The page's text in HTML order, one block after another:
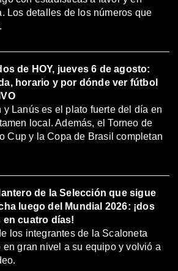
Los detalles de los números que
de HOY, jueves 6 de agosto:
horario y por dónde ver fútbol
y Lanús es el plato fuerte del día en
local. Además, el Torneo de
Cup y la Copa de Brasil completan
de la Selección que sigue
luego del Mundial 2026: ¡dos
en cuatro días!
los integrantes de la Scaloneta
en gran nivel a su equipo y volvió a